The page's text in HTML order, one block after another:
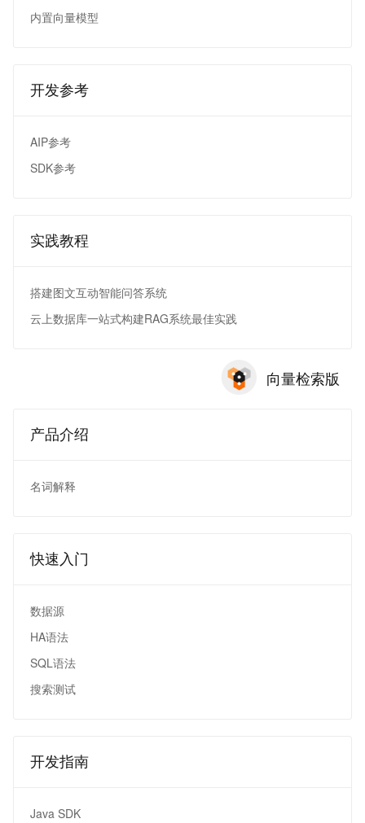
内置向量模型
开发参考
AIP参考
SDK参考
实践教程
搭建图文互动智能问答系统
云上数据库一站式构建RAG系统最佳实践
向量检索版
产品介绍
名词解释
快速入门
数据源
HA语法
SQL语法
搜索测试
开发指南
Java SDK